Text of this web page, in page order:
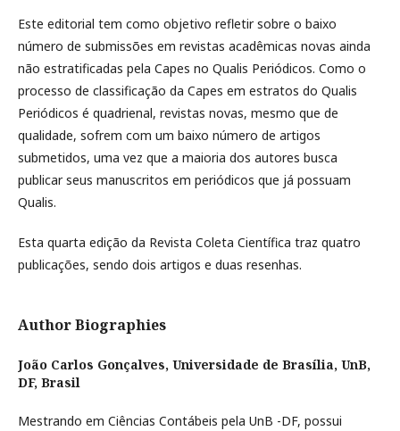
Este editorial tem como objetivo refletir sobre o baixo
número de submissões em revistas acadêmicas novas ainda
não estratificadas pela Capes no Qualis Periódicos. Como o
processo de classificação da Capes em estratos do Qualis
Periódicos é quadrienal, revistas novas, mesmo que de
qualidade, sofrem com um baixo número de artigos
submetidos, uma vez que a maioria dos autores busca
publicar seus manuscritos em periódicos que já possuam
Qualis.
Esta quarta edição da Revista Coleta Científica traz quatro
publicações, sendo dois artigos e duas resenhas.
Author Biographies
João Carlos Gonçalves, Universidade de Brasília, UnB,
DF, Brasil
Mestrando em Ciências Contábeis pela UnB -DF, possui